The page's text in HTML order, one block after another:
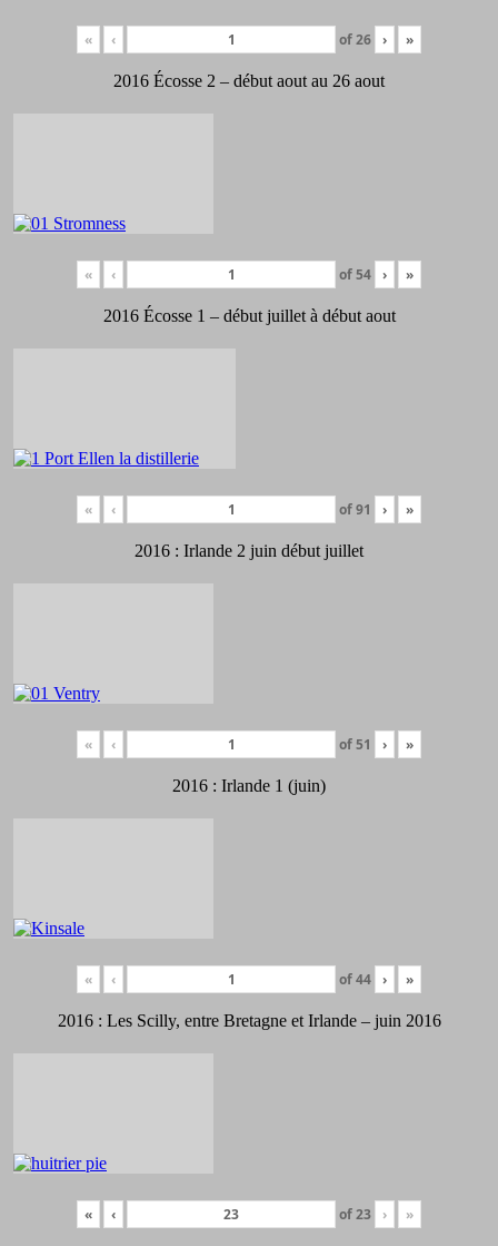
« ‹ of26 › »
2016 Écosse 2 – début aout au 26 aout
« ‹ of54 › »
2016 Écosse 1 – début juillet à début aout
« ‹ of91 › »
2016 : Irlande 2 juin début juillet
« ‹ of51 › »
2016 : Irlande 1 (juin)
« ‹ of44 › »
2016 : Les Scilly, entre Bretagne et Irlande – juin 2016
« ‹ of23 › »